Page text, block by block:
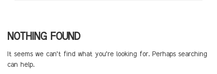
NOTHING FOUND
It seems we can’t find what you’re looking for. Perhaps searching
can help.